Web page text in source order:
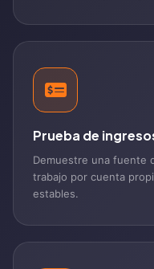
Prueba de
Demuestre una fuente
trabajo por cuenta
estables.